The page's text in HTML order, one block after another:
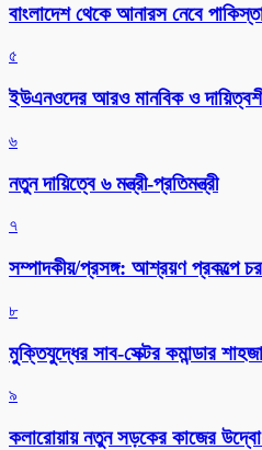
বাংলাদেশ থেকে আনারস নেবে
৫
ইউএনওদের আরও মানবিক ও
৬
নতুন দায়িত্বে ৬ মন্ত্রী-প্রতিমন্ত্রী
৭
সম্পাদকীয়/প্রসঙ্গ: আশ্রয়ণ প্রকল্পে
৮
মুক্তিযুদ্ধের সাব-সেক্টর কমান্ডার
৯
কলারোয়ায় নতুন সড়কের কাজের